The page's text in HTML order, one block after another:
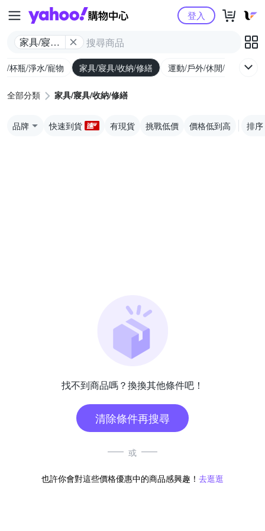
Yahoo購物中心
家具/寢具/
登入
/杯瓶/淨水/寵物 家具/寢具/收納/修繕 運動/戶外/休閒/健身
全部分類 家具/寢具/收納/修繕
品牌 快速到貨 有現貨 挑戰低價 價格低到高 排序
找不到商品嗎？換換其他條件吧！
清除條件再搜尋
或
也許你會對這些價格優惠中的商品感興趣！ 去逛逛